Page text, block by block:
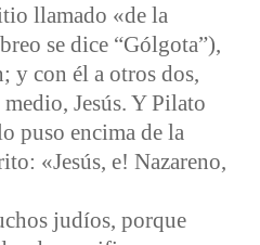
llamado «de la
se dice “Gólgota”),
y con él a otros dos,
Jesús. Y Pilato
puso encima de la
«Jesús, e! Nazareno,
judíos, porque